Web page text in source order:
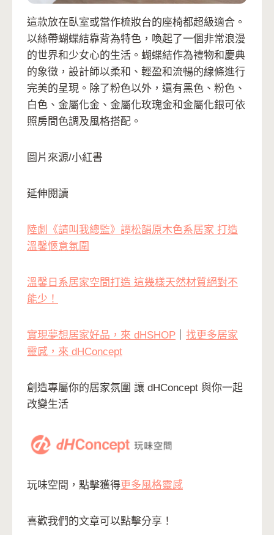
這款放在臥室或當作梳妝台的座椅都超級適合。
以絲帶蝴蝶結靠背為特色，喚起了一個非常浪漫
的世界和少女心的生活。蝴蝶結作為禮物和慶典
的象徵，設計師以柔和、輕盈和流暢的線條進行
完美的呈現。除了粉色以外，還有黑色、粉色、
白色、金屬化金、金屬化玫瑰金和金屬化銀可依
照房間色調及風格搭配。
圖片來源/小紅書
延伸閱讀
陸劇《請叫我總監》譚松韻原木色系居家 打造
溫馨愜意氛圍
溫馨日系居家空間打造 這幾樣天然材質絕對不
能少！
實現夢想居家好品，來 dHSHOP
找更多居家
靈感，來 dHConcept
創造專屬你的居家氛圍 讓 dHConcept 與你一起
改變生活
玩味空間，點擊獲得更多風格靈感
喜歡我們的文章可以點擊分享！